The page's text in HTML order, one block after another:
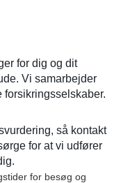
for dig og dit
Vi samarbejder
forsikringsselskaber.
så kontakt
for at vi udfører
for besøg og